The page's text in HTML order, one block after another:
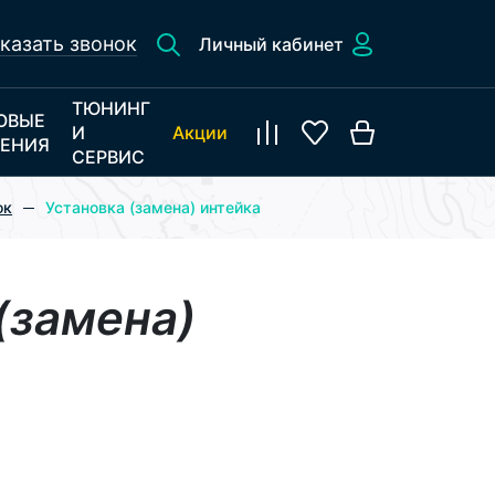
звонок Личный кабинет
ТЮНИНГ
И
СЕРВИС
Акции
Установка (замена) интейка